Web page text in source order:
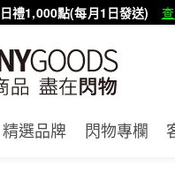
禮1,000點(每月1日發送)
精選品牌 閃物專欄